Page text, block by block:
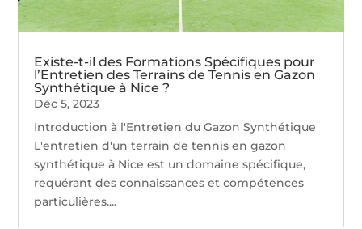
Existe-t-il des Formations Spécifiques pour
l’Entretien des Terrains de Tennis en Gazon
Synthétique à Nice ?
Déc 5, 2023
Introduction à l'Entretien du Gazon Synthétique
L'entretien d'un terrain de tennis en gazon
synthétique à Nice est un domaine spécifique,
requérant des connaissances et compétences
particulières....